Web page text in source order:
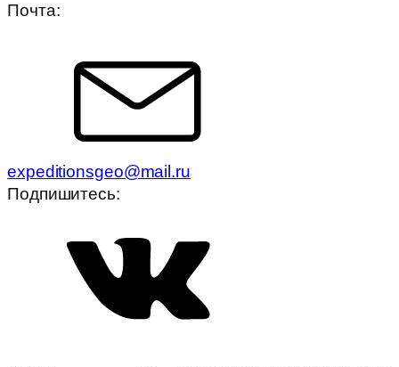
Почта:
expeditionsgeo@mail.ru
Подпишитесь: